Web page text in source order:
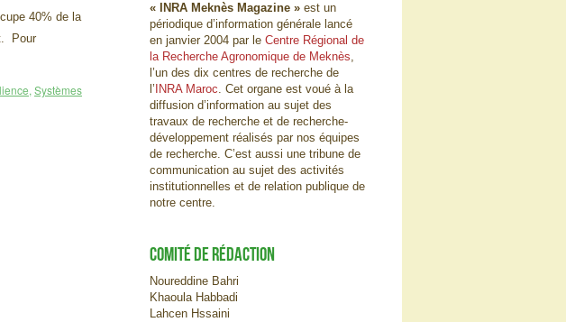
40% de la
Pour
, Systèmes
« INRA Meknès Magazine » est un
périodique d’information générale lancé
en janvier 2004 par le Centre Régional de
la Recherche Agronomique de Meknès,
l’un des dix centres de recherche de
l’ INRA Maroc. Cet organe est voué à la
diffusion d’information au sujet des
travaux de recherche et de recherche-
développement réalisés par nos équipes
de recherche. C’est aussi une tribune de
communication au sujet des activités
institutionnelles et de relation publique de
notre centre.
COMITÉ DE RÉDACTION
Noureddine Bahri
Khaoula Habbadi
Lahcen Hssaini